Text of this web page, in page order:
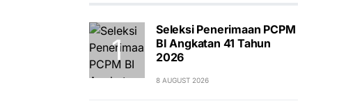
Seleksi Penerimaan PCPM
BI Angkatan 41 Tahun
2026
8 AUGUST 2026